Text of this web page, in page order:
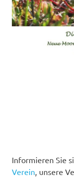
Informieren Sie
Verein , unsere